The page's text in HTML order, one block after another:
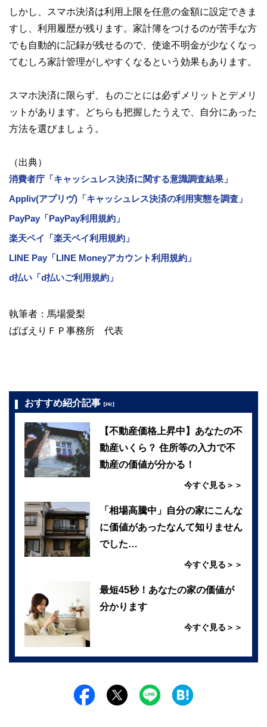
しかし、スマホ決済は利用上限を任意の金額に設定できま
すし、利用履歴が残ります。家計簿をつけるのが苦手な方
でも自動的に記録が残せるので、使途不明金が少なくなっ
てむしろ家計管理がしやすくなるという効果もあります。
スマホ決済に限らず、ものごとには必ずメリットとデメリ
ットがあります。どちらも把握したうえで、自分にあった
方法を選びましょう。
（出典）
消費者庁「キャッシュレス決済に関する意識調査結果」
Appliv(アプリヴ)「キャッシュレス決済の利用実態を調査」
PayPay「PayPay利用規約」
楽天ペイ「楽天ペイ利用規約」
LINE Pay「LINE Moneyアカウント利用規約」
d払い「d払いご利用規約」
執筆者：馬場愛梨
ばばえりＦＰ事務所 代表
おすすめ紹介記事 【PR】
【不動産価格上昇中】あなたの不
動産いくら？ 住所等の入力で不
動産の価値が分かる！
今すぐ見る＞＞
「相場高騰中」自分の家にこんな
に価値があったなんて知りません
でした…
今すぐ見る＞＞
最短45秒！あなたの家の価値が
分かります
今すぐ見る＞＞